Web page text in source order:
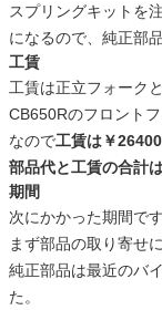
スプリングキットを
になるので、純正部
工賃
工賃は正立フォーク
CB650Rのフロントフ
なので工賃は￥26400
部品代と工賃の合計
期間
次にかかった期間です
まず部品の取り寄せ
純正部品は最近のバ
た。